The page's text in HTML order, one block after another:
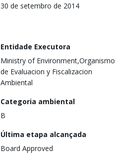
30 de setembro de 2014
Entidade Executora
Ministry of Environment,Organismo
de Evaluacion y Fiscalizacion
Ambiental
Categoria ambiental
B
Última etapa alcançada
Board Approved